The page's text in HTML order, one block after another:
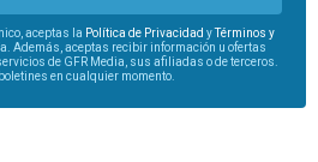
aceptas la Política de Privacidad yTérminos y
Además, aceptas recibir información u ofertas
de GFR Media, sus afiliadas o de terceros.
en cualquier momento.